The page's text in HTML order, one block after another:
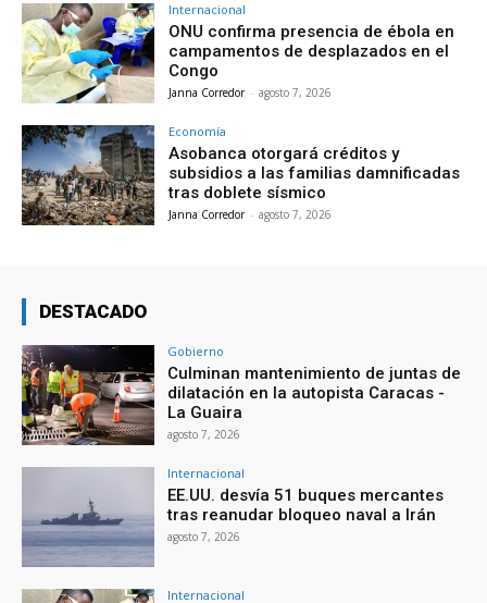
Internacional
ONU confirma presencia de ébola en
campamentos de desplazados en el
Congo
Janna Corredor - agosto 7, 2026
Economía
Asobanca otorgará créditos y
subsidios a las familias damnificadas
tras doblete sísmico
Janna Corredor - agosto 7, 2026
DESTACADO
Gobierno
Culminan mantenimiento de juntas de
dilatación en la autopista Caracas -
La Guaira
agosto 7, 2026
Internacional
EE.UU. desvía 51 buques mercantes
tras reanudar bloqueo naval a Irán
agosto 7, 2026
Internacional